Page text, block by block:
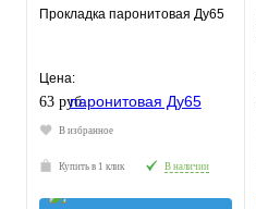
Прокладка паронитовая Ду65
Цена:
63 руб.
В избранное
Купить в 1 клик В наличии